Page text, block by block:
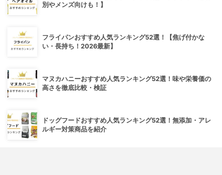
別やメンズ向けも！】
フライパンおすすめ人気ランキング52選！【焦げ付かな
い・長持ち！2026最新】
マヌカハニーおすすめ人気ランキング52選！味や栄養価の
高さを徹底比較・検証
ドッグフードおすすめ人気ランキング52選！無添加・アレ
ルギー対策商品を紹介